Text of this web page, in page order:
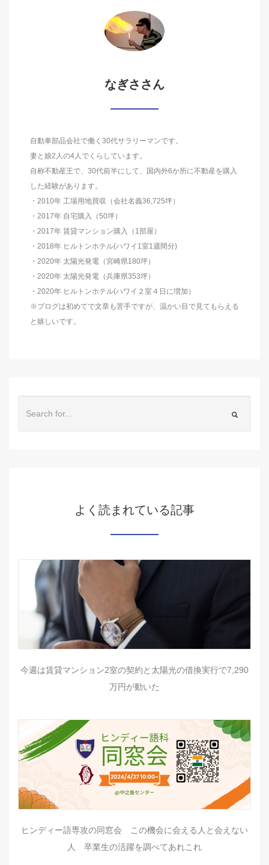
なぎささん
自動車部品会社で働く30代サラリーマンです。
妻と娘2人の4人でくらしています。
自称不動産王で、30代前半にして、国内外6か所に不動産を購入
した経験があります。
・2010年 工場用地買収（会社名義36,725坪）
・2017年 自宅購入（50坪）
・2017年 賃貸マンション購入（1部屋）
・2018年 ヒルトンホテル(ハワイ1室1週間分)
・2020年 太陽光発電（宮崎県180坪）
・2020年 太陽光発電（兵庫県353坪）
・2020年 ヒルトンホテル(ハワイ２室４日に増加）
※ブログは初めてで文章も苦手ですが、温かい目で見てもらえる
と嬉しいです。
よく読まれている記事
今週は賃貸マンション2室の契約と太陽光の借換実行で7,290
万円が動いた
ヒンディー語専攻の同窓会 この機会に会える人と会えない
人 卒業生の活躍を調べてあれこれ